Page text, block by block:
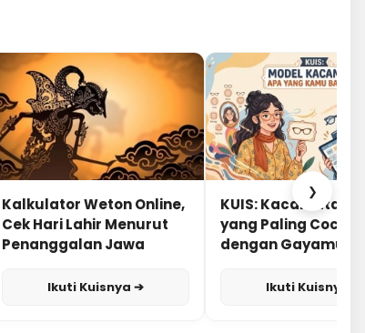
Kalkulator Weton Online,
Cek Hari Lahir Menurut
Penanggalan Jawa
Ikuti Kuisnya ➔
KUIS: Kacamata Apa
yang Paling Cocok
dengan Gayamu?
Ikuti Kuisnya ➔
❯